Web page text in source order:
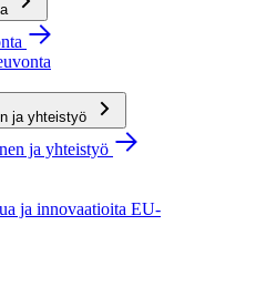
ja yhteistyö
ja yhteistyö
ja innovaatioita EU-